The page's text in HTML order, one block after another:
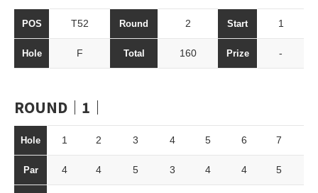
POS T52 Round 2 Start 1
Hole F Total 160 Prize -
ROUND｜1｜
Hole 1 2 3 4 5 6 7
Par 4 4 5 3 4 4 5